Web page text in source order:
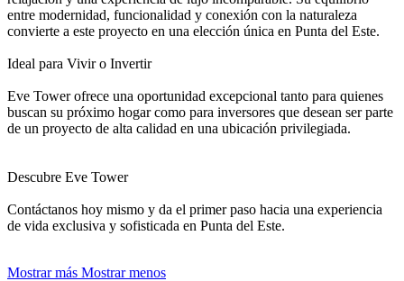
entre modernidad, funcionalidad y conexión con la naturaleza
convierte a este proyecto en una elección única en Punta del Este.
Ideal para Vivir o Invertir
Eve Tower ofrece una oportunidad excepcional tanto para quienes
buscan su próximo hogar como para inversores que desean ser parte
de un proyecto de alta calidad en una ubicación privilegiada.
Descubre Eve Tower
Contáctanos hoy mismo y da el primer paso hacia una experiencia
de vida exclusiva y sofisticada en Punta del Este.
Mostrar más Mostrar menos